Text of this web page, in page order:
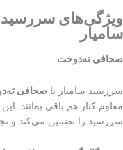
ویژگی‌های سررسید
سامیار
صحافی ته‌دوخت
سررسید سامیار با صحافی
مقاوم کنار هم باقی بمانند.
سررسید را تضمین می‌کند و